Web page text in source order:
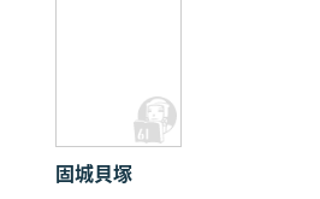
固城貝塚